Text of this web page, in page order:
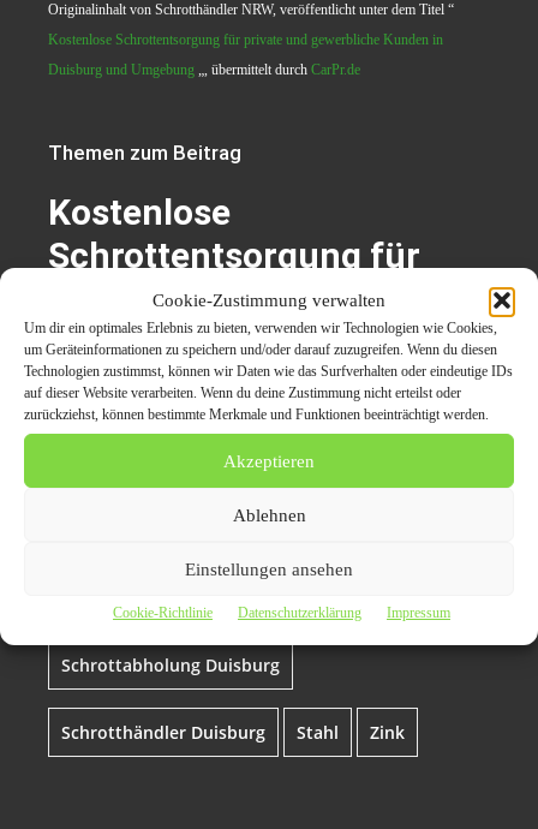
Cookie-Zustimmung verwalten
Um dir ein optimales Erlebnis zu bieten, verwenden wir Technologien wie Cookies,
um Geräteinformationen zu speichern und/oder darauf zuzugreifen. Wenn du diesen
Technologien zustimmst, können wir Daten wie das Surfverhalten oder eindeutige IDs
auf dieser Website verarbeiten. Wenn du deine Zustimmung nicht erteilst oder
zurückziehst, können bestimmte Merkmale und Funktionen beeinträchtigt werden.
Akzeptieren
Ablehnen
Einstellungen ansehen
Cookie-Richtlinie Datenschutzerklärung Impressum
Originalinhalt von Schrotthändler NRW, veröffentlicht unter dem Titel “
Kostenlose Schrottentsorgung für private und gewerbliche Kunden in
Duisburg und Umgebung „, übermittelt durch CarPr.de
Themen zum Beitrag
Kostenlose
Schrottentsorgung für
private und gewerbliche
Kunden in Duisburg und
Umgebung
Altmetallabholung Duisburg
Schrottabholung Duisburg
Schrotthändler Duisburg Stahl Zink